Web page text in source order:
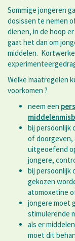
Sommige jongeren
dosissen te nemen
dienen, in de hoop
gaat het dan om
middelen.
Welke maatregelen
voorkomen ?
neem een
bij persoonlijk
of
uitgeoefend
jongere,
bij persoonlijk
gekozen
atomoxetine
jongere moet
stimulerende
als er
moet dit